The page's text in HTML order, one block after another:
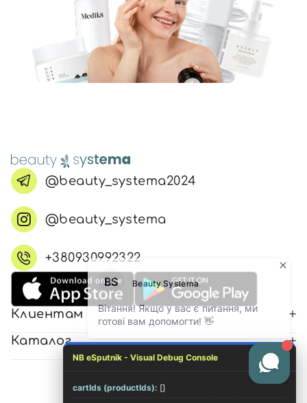
@beauty_systema2024
@beauty_systema
+380930992322
Клиентам
Каталог
© 2026 Все права защищены
NB eSputnik - Visual Debug Console
cartIds (productIds): []